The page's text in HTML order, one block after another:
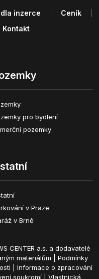
pro bydlení
pozemky
v Praze
v Brně
inzerce
Ceník
Kontakt
CENTER a.s. a dodavatelé
materiálům
Podmínky
Informace o zpracování
soukromí| Vlastnická